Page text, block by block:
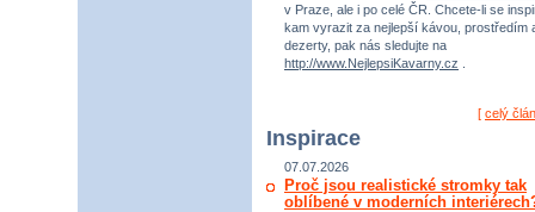
v Praze, ale i po celé ČR. Chcete-li se
kam vyrazit za nejlepší kávou, prostředím
dezerty, pak nás sledujte na
http://www.NejlepsiKavarny.cz
[ celý
Inspirace
07.07.2026
Proč jsou realistické stromky tak
oblíbené v moderních